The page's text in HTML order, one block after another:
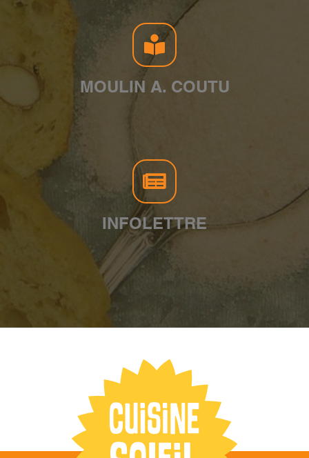
MOULIN A. COUTU
INFOLETTRE